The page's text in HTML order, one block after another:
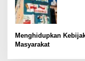
Menghidupkan
Masyarakat